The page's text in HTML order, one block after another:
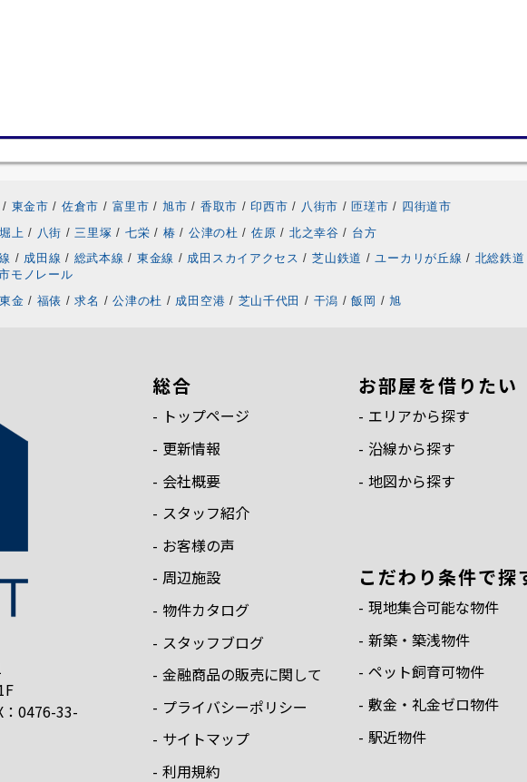
/ 東金市 / 佐倉市 / 富里市 / 旭市 / 香取市 / 印西市 / 八街市 / 匝瑳市 / 四街道市
堀上 / 八街 / 三里塚 / 七栄 / 椿 / 公津の杜 / 佐原 / 北之幸谷 / 台方
/ 成田線 / 総武本線 / 東金線 / 成田スカイアクセス / 芝山鉄道 / ユーカリが丘線 / 北総鉄道
モノレール
東金 / 福俵 / 求名 / 公津の杜 / 成田空港 / 芝山千代田 / 干潟 / 飯岡 / 旭
0476-33-
総合
トップページ
更新情報
会社概要
スタッフ紹介
お客様の声
周辺施設
物件カタログ
スタッフブログ
金融商品の販売に関して
プライバシーポリシー
サイトマップ
利用規約
お部屋を借りたい
エリアから探す
沿線から探す
地図から探す
こだわり条件で探
現地集合可能な物件
新築・築浅物件
ペット飼育可物件
敷金・礼金ゼロ物件
駅近物件